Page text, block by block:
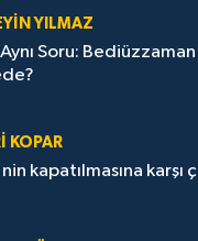
YILMAZ
Soru:
KOPAR
kapatılmasına karşı